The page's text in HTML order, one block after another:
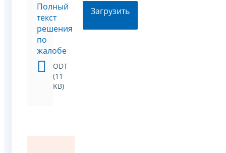
Полный
текст
решения
по
жалобе
ODT
(11
KB)
Загрузить